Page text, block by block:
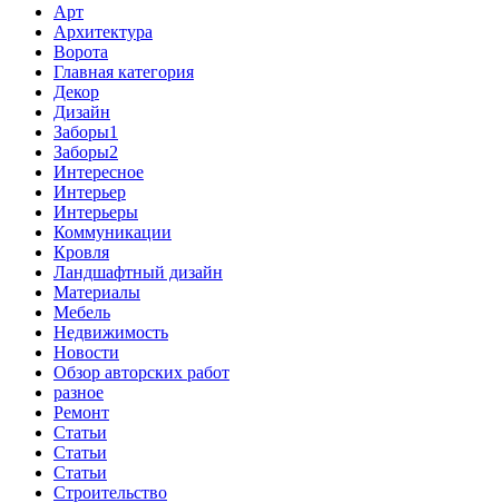
Арт
Архитектура
Ворота
Главная категория
Декор
Дизайн
Заборы1
Заборы2
Интересное
Интерьер
Интерьеры
Коммуникации
Кровля
Ландшафтный дизайн
Материалы
Мебель
Недвижимость
Новости
Обзор авторских работ
разное
Ремонт
Статьи
Статьи
Статьи
Строительство